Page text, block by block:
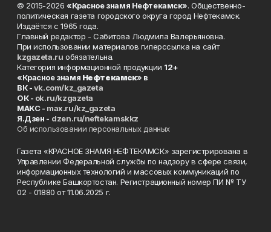
© 2015-2026 «Красное знамя Нефтекамск». Общественно-
политическая газета городского округа город Нефтекамск.
Издаётся с 1965 года.
Главный редактор - Сабитова Людмила Валерьяновна.
При использовании материалов гиперссылка на сайт
kzgazeta.ru обязательна.
Категория информационной продукции 12+
«Красное знамя Нефтекамск» в
ВК -vk.com/kz_gazeta
ОК - ok.ru/kzgazeta
MAKC - max.ru/kz_gazeta
Я.Дзен - dzen.ru/neftekamskkz
Об использовании персональных данных
Газета «КРАСНОЕ ЗНАМЯ НЕФТЕКАМСК» зарегистрирована в
Управлении Федеральной службы по надзору в сфере связи,
информационных технологий и массовых коммуникаций по
Республике Башкортостан. Регистрационный номер ПИ № ТУ
02 - 01880 от 11.06.2025 г.